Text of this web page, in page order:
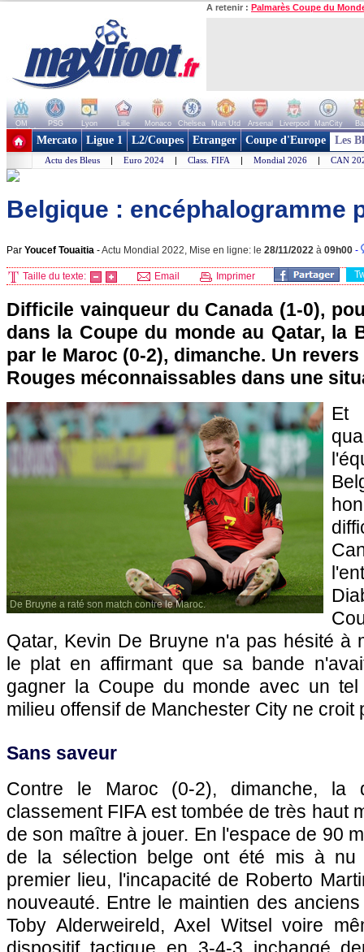
A retenir : Palmarès Coupe du
OM PSG Lyon Lille Monaco Chelsea Man Utd Arsenal Liverpool ManCity
+ de clubs
Mercato Ligue 1 L2/Coupes Etranger Coupe d'Europe Les
Actu des Bleus | Euro 2024 | Class. FIFA | Mondial 2026 | CAN
Belgique : encéphalogramme
Par Youcef Touaitia -Actu Mondial 2022, Mise en ligne: le 28/11/2022 à 09h00 -
Taille du texte: Email Imprimer
Difficile vainqueur du Canada (1-0),
dans la Coupe du monde au Qatar, la
par le Maroc (0-2), dimanche. Un
Rouges méconnaissables dans une
De Bruyne a raté son match contre le Maroc.
Et
Qatar, Kevin De Bruyne n'a pas hésité à
le plat en affirmant que sa bande
gagner la Coupe du monde avec un
milieu offensif de Manchester City ne croit
Sans saveur
Contre le Maroc (0-2), dimanche, la
classement FIFA est tombée de très haut
de son maître à jouer. En l'espace de 90
de la sélection belge ont été mis à nu
premier lieu, l'incapacité de Roberto
nouveauté. Entre le maintien des
Toby Alderweireld, Axel Witsel voire